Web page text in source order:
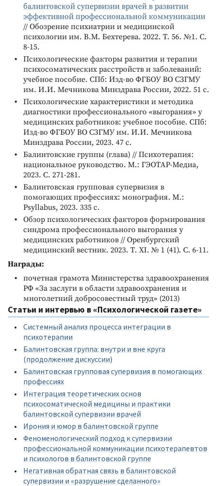
балинтовской супервизии врачей в развитии
эффективной профессиональной коммуникации
// Обозрение психиатрии и медицинской
психологии им. В.М. Бехтерева. 2022. Т. 56. №1. С.
8-15.
Психологические факторы развития и терапии
психосоматических расстройств и заболеваний:
учебное пособие. СПб: Изд-во ФГБОУ ВО СЗГМУ
им. И.И. Мечникова Минздрава России, 2022. 51 с.
Психологические характеристики и методика
диагностики профессионального «выгорания» у
медицинских работников: учебное пособие. СПб:
Изд-во ФГБОУ ВО СЗГМУ им. И.И. Мечникова
Минздрава России, 2023. 47 с.
Балинтовские группы (глава) // Психотерапия:
национальное руководство. М.: ГЭОТАР-Медиа,
2023. С. 271-281.
Балинтовская групповая супервизия в
помогающих профессиях: монография. М.:
Psyllabus, 2023. 335 c.
Обзор психологических факторов формирования
синдрома профессионального выгорания у
медицинских работников // Оренбургский
медицинский вестник. 2023. Т. ХI. № 1 (41). С. 6-11.
Награды:
почетная грамота Министерства здравоохранения
РФ «За заслуги в области здравоохранения и
многолетний добросовестный труд» (2013)
Статьи и интервью в «Психологической газете»
Системный анализ процесса интеграции в
психотерапии
Балинтовская группа: внутри и вне круга
(продолжение дискуссии)
Балинтовская групповая супервизия в помогающих
профессиях
Интеграция теоретических основ
психосоматической медицины и практики
балинтовской супервизии врачей
Ирония и юмор в балинтовской группе
Феноменологический подход к супервизии
профессиональной коммуникации психотерапевтов
и психологов в балинтовской группе
Негативная обратная связь в балинтовской
супервизии и «разрушение сделанного»